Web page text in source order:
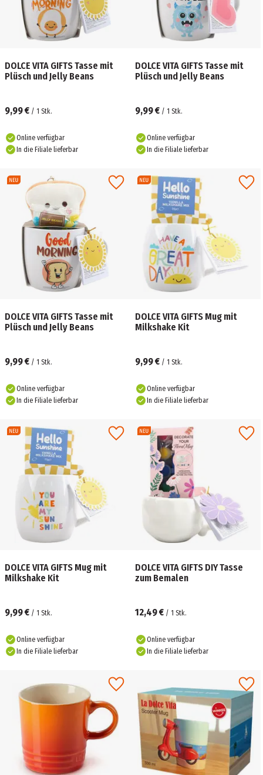
DOLCE VITA GIFTS Tasse mit
Plüsch und Jelly Beans
9,99 € / 1 Stk.
Online verfügbar
In die Filiale lieferbar
DOLCE VITA GIFTS Tasse mit
Plüsch und Jelly Beans
9,99 € / 1 Stk.
Online verfügbar
In die Filiale lieferbar
DOLCE VITA GIFTS Tasse mit
Plüsch und Jelly Beans
9,99 € / 1 Stk.
Online verfügbar
In die Filiale lieferbar
DOLCE VITA GIFTS Mug mit
Milkshake Kit
9,99 € / 1 Stk.
Online verfügbar
In die Filiale lieferbar
DOLCE VITA GIFTS Mug mit
Milkshake Kit
9,99 € / 1 Stk.
Online verfügbar
In die Filiale lieferbar
DOLCE VITA GIFTS DIY Tasse
zum Bemalen
12,49 € / 1 Stk.
Online verfügbar
In die Filiale lieferbar